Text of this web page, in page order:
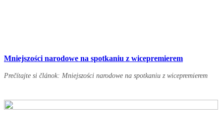
Mniejszości narodowe na spotkaniu z wicepremierem
Prečítajte si článok: Mniejszości narodowe na spotkaniu z wicepremierem